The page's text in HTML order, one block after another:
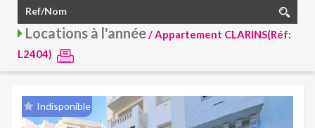
Locations à l'année/ Appartement CLARINS(Réf:
L2404)
Indisponible